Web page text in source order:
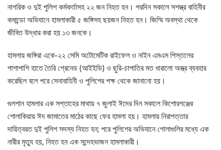
নাগরিক ও দুই পুলিশ কর্মকর্তাসহ ২২ জন নিহত হন। পরদিন সকালে সশস্ত্র বাহিনীর
কমান্ডো অভিযানে হামলাকারী ৫ জঙ্গিসহ ছয়জন নিহত হন। জিম্মি অবস্থা থেকে
জীবিত উদ্ধার করা হয় ১৩ জনকে।
হামলায় জঙ্গিরা একে-২২ সেমি অটোমেটিক রাইফেল ও নাইন এমএম পিস্তলের
পাশাপাশি হাতে তৈরি গ্রেনেড (আইইডি) ও ছুরি-চাপাতির মত ধারালো অস্ত্র ব্যবহার
করেছিল বলে পরে সেনাবাহিনী ও পুলিশের পক্ষ থেকে জানানো হয়।
গুলশান হামলার এক সপ্তাহের মাথায় ৭ জুলাই ঈদের দিন সকালে কিশোরগঞ্জের
শোলাকিয়ায় ঈদ জামাতের মাঠের কাছে ফের হামলা হয়। হামলায় নিরাপত্তার
দায়িত্বরত দুই পুলিশ সদস্য নিহত হন; পরে পুলিশের অভিযানে গোলাগুলির মধ্যে এক
নারীর মৃত্যু হয়, নিহত হন এক সন্দেহভাজন হামলাকারী।